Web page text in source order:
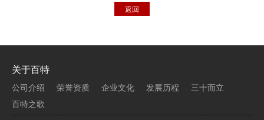
返回
关于百特
公司介绍 荣誉资质 企业文化 发展历程
三十而立
百特之歌